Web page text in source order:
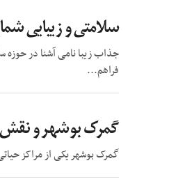
سلامتی و زیبایی
جذاب زیبا نامی آشنا در
فراهم...
گمرک بوشهر و نقش
گمرک بوشهر یکی از مراکز